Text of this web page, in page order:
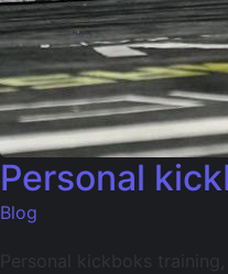
Personal
Blog
Personal kickboks